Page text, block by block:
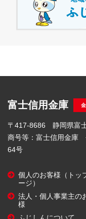
富士信用金庫
〒417-8686 静岡県富
商号等：富士信用金庫
64号
個人のお客様（トッ
ージ）
法人・個人事業主の
様